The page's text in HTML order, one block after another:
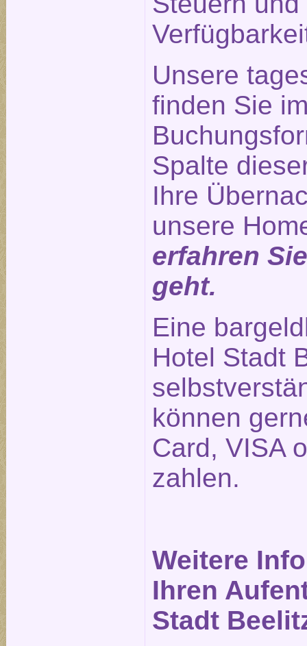
Unsere
finden Sie
Spalte
Ihre
unsere
erfahren
geht.
Eine
Hotel Stadt
können
Card, VISA
zahlen.
Weitere
Ihren
Stadt